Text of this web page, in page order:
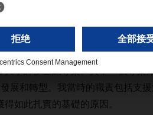
略方面的工作，隨後又負責公司
向深耕的呢？
展和轉型。我當時的職責包括支
如此扎實的基礎的原因。